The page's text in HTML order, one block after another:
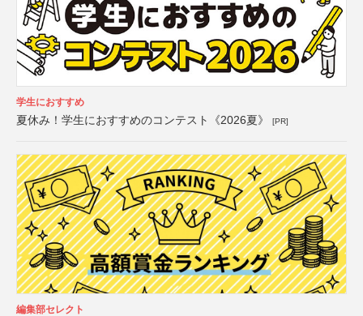
学生におすすめ
夏休み！学生におすすめのコンテスト《2026夏》 [PR]
編集部セレクト